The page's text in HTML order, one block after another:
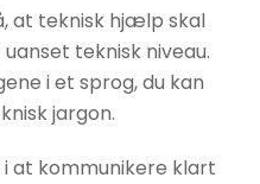
at teknisk hjælp skal
teknisk niveau.
i et sprog, du kan
jargon.
at kommunikere klart